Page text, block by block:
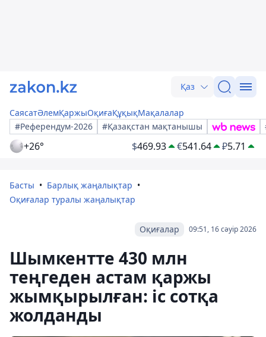
Қаз
СаясатӘлемҚаржыОқиғаҚұқықМақалалар
#Референдум-2026
#Қазақстан мақтанышы
+26° $469.93 €541.64 ₽5.71
Басты
Барлық жаңалықтар
Оқиғалар туралы жаңалықтар
09:51, 16 сәуір 2026
Оқиғалар
Шымкентте 430 млн
теңгеден астам қаржы
жымқырылған: іс сотқа
жолданды